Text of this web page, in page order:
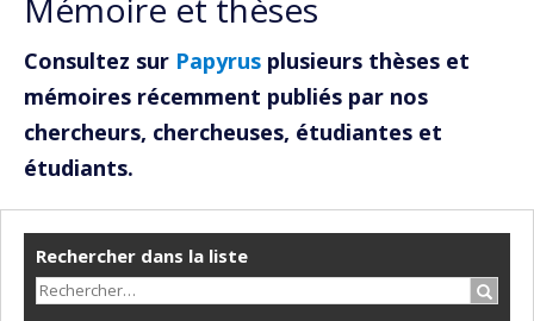
Mémoire et thèses
Consultez sur Papyrus plusieurs thèses et
mémoires récemment publiés par nos
chercheurs, chercheuses, étudiantes et
étudiants.
Rechercher dans la liste